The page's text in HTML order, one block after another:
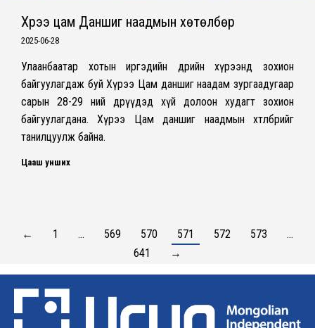
Хүрээ цам Даншиг наадмын хөтөлбөр
2025-06-28
Улаанбаатар хотын иргэдийн өдрийн хүрээнд зохион
байгуулагдаж буй Хүрээ Цам даншиг наадам зургаадугаар
сарын 28-29 ний өдрүүдэд хүй долоон худагт зохион
байгуулагдана. Хүрээ Цам даншиг наадмын хөтөлбөрийг
танилцуулж байна.
Цааш унших
← 1 … 569 570 571 572 573
…
641
→